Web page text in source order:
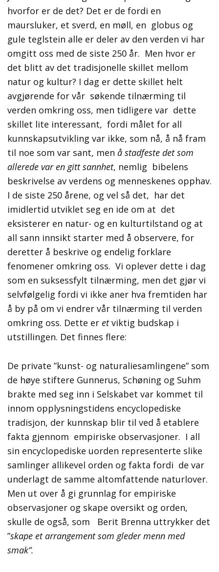
hvorfor er de det? Det er de fordi en
maursluker, et sverd, en møll, en globus og
gule teglstein alle er deler av den verden vi har
omgitt oss med de siste 250 år. Men hvor er
det blitt av det tradisjonelle skillet mellom
natur og kultur? I dag er dette skillet helt
avgjørende for vår søkende tilnærming til
verden omkring oss, men tidligere var dette
skillet lite interessant, fordi målet for all
kunnskapsutvikling var ikke, som nå, å nå fram
til noe som var sant, men å stadfeste det som
allerede var en gitt sannhet, nemlig bibelens
beskrivelse av verdens og menneskenes opphav.
I de siste 250 årene, og vel så det, har det
imidlertid utviklet seg en ide om at det
eksisterer en natur- og en kulturtilstand og at
all sann innsikt starter med å observere, for
deretter å beskrive og endelig forklare
fenomener omkring oss. Vi oplever dette i dag
som en suksessfylt tilnærming, men det gjør vi
selvfølgelig fordi vi ikke aner hva fremtiden har
å by på om vi endrer vår tilnærming til verden
omkring oss. Dette er etviktig budskap i
utstillingen. Det finnes flere:
De private ”kunst- og naturaliesamlingene” som
de høye stiftere Gunnerus, Schøning og Suhm
brakte med seg inn i Selskabet var kommet til
innom opplysningstidens encyclopediske
tradisjon, der kunnskap blir til ved å etablere
fakta gjennom empiriske observasjoner. I all
sin encyclopediske uorden representerte slike
samlinger allikevel orden og fakta fordi de var
underlagt de samme altomfattende naturlover.
Men ut over å gi grunnlag for empiriske
observasjoner og skape oversikt og orden,
skulle de også, som Berit Brenna uttrykker det
”skape et arrangement som gleder menn med
smak”.